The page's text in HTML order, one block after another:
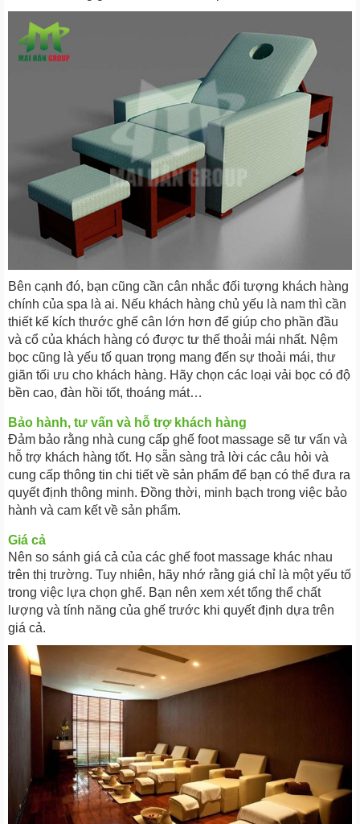
Bên cạnh đó, bạn cũng cần cân nhắc đối tượng khách hàng
chính của spa là ai. Nếu khách hàng chủ yếu là nam thì cần
thiết kế kích thước ghế cân lớn hơn để giúp cho phần đầu
và cổ của khách hàng có được tư thế thoải mái nhất. Nệm
bọc cũng là yếu tố quan trọng mang đến sự thoải mái, thư
giãn tối ưu cho khách hàng. Hãy chọn các loại vải bọc có độ
bền cao, đàn hồi tốt, thoáng mát…
Bảo hành, tư vấn và hỗ trợ khách hàng
Đảm bảo rằng nhà cung cấp ghế foot massage sẽ tư vấn và
hỗ trợ khách hàng tốt. Họ sẵn sàng trả lời các câu hỏi và
cung cấp thông tin chi tiết về sản phẩm để bạn có thể đưa ra
quyết định thông minh. Đồng thời, minh bạch trong việc bảo
hành và cam kết về sản phẩm.
Giá cả
Nên so sánh giá cả của các ghế foot massage khác nhau
trên thị trường. Tuy nhiên, hãy nhớ rằng giá chỉ là một yếu tố
trong việc lựa chọn ghế. Bạn nên xem xét tổng thể chất
lượng và tính năng của ghế trước khi quyết định dựa trên
giá cả.